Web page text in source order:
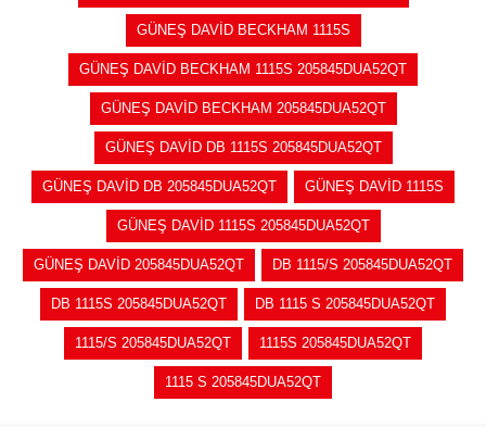
GÜNEŞ DAVİD BECKHAM 1115S
GÜNEŞ DAVİD BECKHAM 1115S 205845DUA52QT
GÜNEŞ DAVİD BECKHAM 205845DUA52QT
GÜNEŞ DAVİD DB 1115S 205845DUA52QT
GÜNEŞ DAVİD DB 205845DUA52QT GÜNEŞ DAVİD 1115S
GÜNEŞ DAVİD 1115S 205845DUA52QT
GÜNEŞ DAVİD 205845DUA52QT DB 1115/S 205845DUA52QT
DB 1115S 205845DUA52QT DB 1115 S 205845DUA52QT
1115/S 205845DUA52QT 1115S 205845DUA52QT
1115 S 205845DUA52QT